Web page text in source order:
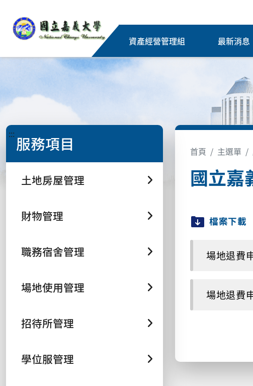
資產經營管理組 最新消息
::: 服務項目
土地房屋管理
財物管理
職務宿舍管理
場地使用管理
招待所管理
學位服管理
首頁 主選單
國立嘉
檔案下載
場地退費
場地退費